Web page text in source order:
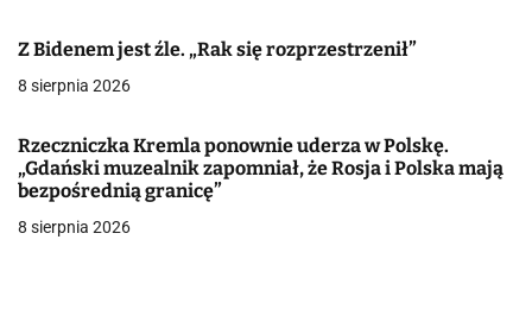
w
i
s
Z Bidenem jest źle. „Rak się rozprzestrzenił”
8 sierpnia 2026
Rzeczniczka Kremla ponownie uderza w Polskę.
„Gdański muzealnik zapomniał, że Rosja i Polska mają
bezpośrednią granicę”
8 sierpnia 2026